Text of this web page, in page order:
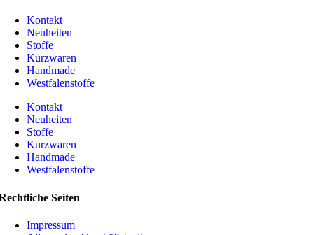
Kontakt
Neuheiten
Stoffe
Kurzwaren
Handmade
Westfalenstoffe
Kontakt
Neuheiten
Stoffe
Kurzwaren
Handmade
Westfalenstoffe
Seiten
Impressum